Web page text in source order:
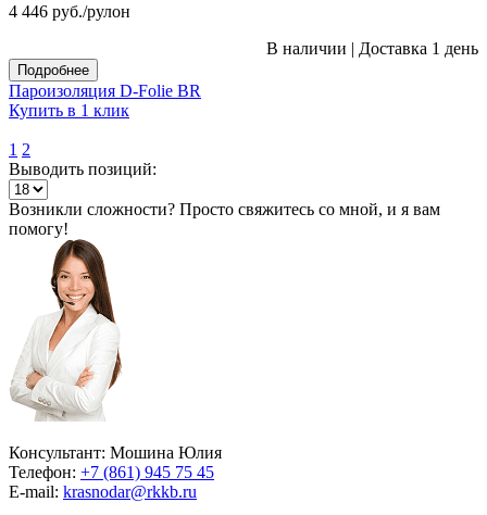
4 446 руб./рулон
В наличии | Доставка 1 день
Подробнее
Пароизоляция D-Folie BR
Купить в 1 клик
1 2
Выводить позиций:
Возникли сложности? Просто свяжитесь со мной, и я вам
помогу!
Консультант: Мошина Юлия
Телефон: +7 (861) 945 75 45
E-mail: krasnodar@rkkb.ru